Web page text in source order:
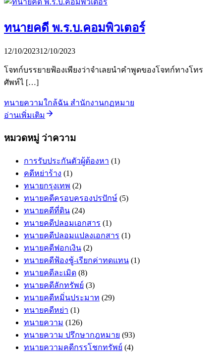
ทนายคดี พ.ร.บ.คอมพิวเตอร์
12/10/202312/10/2023
โจทก์บรรยายฟ้องเพียงว่าจำเลยนำคำพูดของโจทก์ทางโทร
ศัพท์ไ […]
ทนายความใกล้ฉัน สำนักงานกฏหมาย
อ่านเพิ่มเติม
หมวดหมู่ ว่าความ
การรับประกันตัวผู้ต้องหา (1)
คดีหย่าร้าง (1)
ทนายกรุงเทพ (2)
ทนายคดีครอบครองปรปักษ์ (5)
ทนายคดีที่ดิน (24)
ทนายคดีปลอมเอกสาร (1)
ทนายคดีปลอมแปลงเอกสาร (1)
ทนายคดีฟอกเงิน (2)
ทนายคดีฟ้องชู้-เรียกค่าทดแทน (1)
ทนายคดีละเมิด (8)
ทนายคดีลักทรัพย์ (3)
ทนายคดีหมิ่นประมาท (29)
ทนายคดีหย่า (1)
ทนายความ (126)
ทนายความ ปรึกษากฎหมาย (93)
ทนายความคดีกรรโชกทรัพย์ (4)